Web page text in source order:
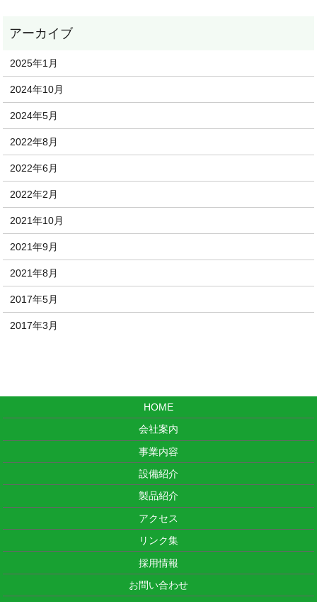
2025年1月
2024年10月
2024年5月
2022年8月
2022年6月
2022年2月
2021年10月
2021年9月
2021年8月
2017年5月
2017年3月
HOME
会社案内
事業内容
設備紹介
製品紹介
アクセス
リンク集
採用情報
お問い合わせ